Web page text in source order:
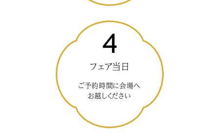
4
フェア当日
ご予約時間に会場へ
お越しください